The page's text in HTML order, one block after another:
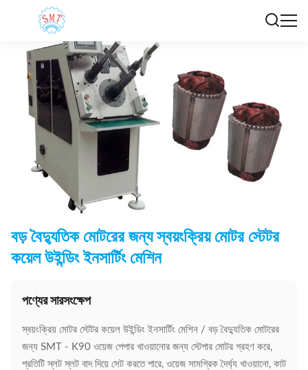
বড় বৈদ্যুতিক মোটরের জন্য স্বয়ংক্রিয় মোটর স্টেটর
কয়েল উইন্ডিং ইনসার্টিং মেশিন
পণ্যের সারসংক্ষেপ
স্বয়ংক্রিয় মোটর স্টেটর কয়েল উইন্ডিং ইনসার্টিং মেশিন / বড় বৈদ্যুতিক মোটরের
জন্য SMT - K90 ওয়েজ পেপার খাওয়ানোর জন্য স্টেপার মোটর গ্রহণ করে,
প্রতিটি স্লট স্লট বাদ দিয়ে সেট করতে পারে, ওয়েজ সামগ্রিক দৈর্ঘ্য খাওয়ানো, কাট